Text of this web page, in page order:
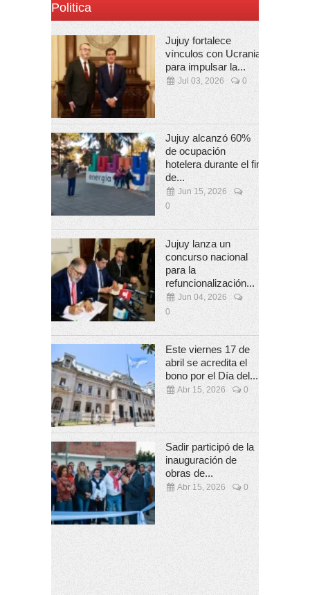
Politica
Jujuy fortalece
vínculos con Ucrania
para impulsar la...
Jul 03, 2026 0
Jujuy alcanzó 60%
de ocupación
hotelera durante el fin
de...
Jun 15, 2026
0
Jujuy lanza un
concurso nacional
para la
refuncionalización...
Jun 04, 2026
0
Este viernes 17 de
abril se acredita el
bono por el Día del...
Abr 15, 2026 0
Sadir participó de la
inauguración de
obras de...
Abr 15, 2026 0